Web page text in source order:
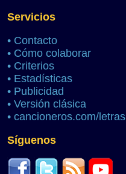
Servicios
• Contacto
• Cómo colaborar
• Criterios
• Estadísticas
• Publicidad
• Versión clásica
• cancioneros.com/letras
Síguenos